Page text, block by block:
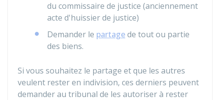
du commissaire de justice (anciennement
acte d'huissier de justice)
Demander le partagede tout ou partie
des biens.
Si vous souhaitez le partage et que les autres
veulent rester en indivision, ces derniers peuvent
demander au tribunal de les autoriser à rester